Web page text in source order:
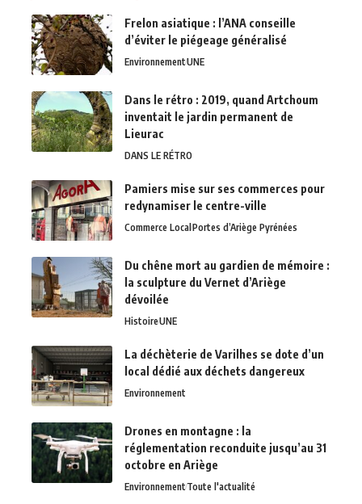
Frelon asiatique : l’ANA conseille
d’éviter le piégeage généralisé
EnvironnementUNE
Dans le rétro : 2019, quand Artchoum
inventait le jardin permanent de
Lieurac
DANS LE RÉTRO
Pamiers mise sur ses commerces pour
redynamiser le centre-ville
Commerce LocalPortes d’Ariège Pyrénées
Du chêne mort au gardien de mémoire :
la sculpture du Vernet d’Ariège
dévoilée
HistoireUNE
La déchèterie de Varilhes se dote d’un
local dédié aux déchets dangereux
Environnement
Drones en montagne : la
réglementation reconduite jusqu’au 31
octobre en Ariège
EnvironnementToute l'actualité